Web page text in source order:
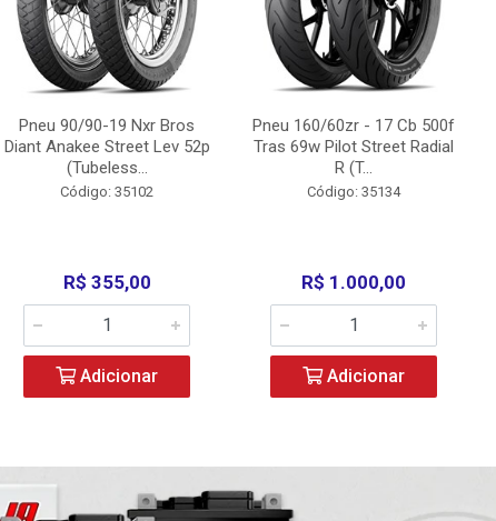
Pneu 90/90-19 Nxr Bros
Diant Anakee Street Lev 52p
(Tubeless...
Código: 35102
R$ 355,00
Adicionar
Pneu 160/60zr - 17 Cb 500f
Tras 69w Pilot Street Radial
R (T...
Código: 35134
R$ 1.000,00
Adicionar